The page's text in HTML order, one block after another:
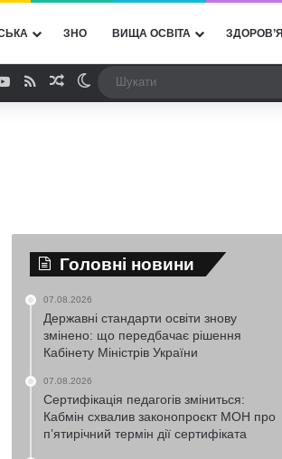
ЗНО ВИЩА ОСВІТА ЗДОРОВ’Я
YouTube
RSSВипадкова стаття
Switch skin
Головні новини
07.08.2026
Державні стандарти освіти знову
змінено: що передбачає рішення
Кабінету Міністрів України
07.08.2026
Сертифікація педагогів зміниться:
Кабмін схвалив законопроєкт МОН про
п’ятирічний термін дії сертифіката